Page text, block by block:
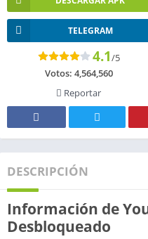
TELEGRAM
4.1/5
Votos: 4,564,560
Reportar
DESCRIPCIÓN
Información de
Desbloqueado